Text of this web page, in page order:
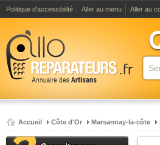
Politique d'accessibilité Aller au menu Aller au
Accueil Côte d'Or Marsannay-la-côte